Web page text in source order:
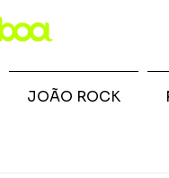
JOÃO ROCK